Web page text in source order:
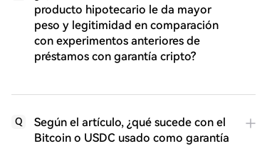
producto hipotecario le da mayor
peso y legitimidad en comparación
con experimentos anteriores de
préstamos con garantía cripto?
Q
Según el artículo, ¿qué sucede con el
Bitcoin o USDC usado como garantía